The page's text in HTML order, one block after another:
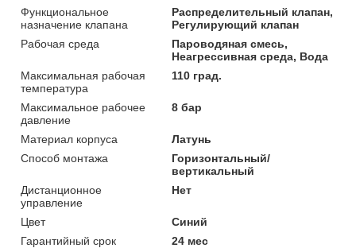
Функциональное
назначение клапана
Распределительный клапан,
Регулирующий клапан
Рабочая среда
Пароводяная смесь,
Неагрессивная среда, Вода
Максимальная рабочая
температура
110 град.
Максимальное рабочее
давление
8 бар
Материал корпуса
Латунь
Способ монтажа
Горизонтальный/
вертикальный
Дистанционное
управление
Нет
Цвет
Синий
Гарантийный срок
24 мес